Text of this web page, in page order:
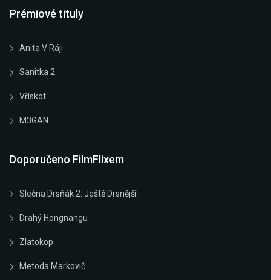
Prémiové tituly
Anita V Ráji
Sanitka 2
Vřískot
M3GAN
Doporučeno FilmFlixem
Slečna Drsňák 2: Ještě Drsnější
Drahý Hongnangu
Zlatokop
Metoda Markovič